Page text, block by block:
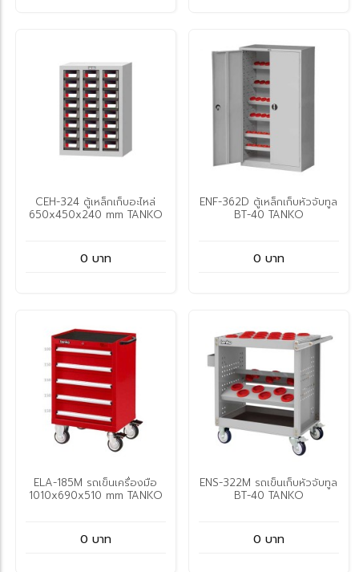
CEH-324 ตู้เหล็กเก็บอะไหล่
650x450x240 mm TANKO
0 บาท
ENF-362D ตู้เหล็กเก็บหัวจับทูล
BT-40 TANKO
0 บาท
ELA-185M รถเข็นเครื่องมือ
1010x690x510 mm TANKO
0 บาท
ENS-322M รถเข็นเก็บหัวจับทูล
BT-40 TANKO
0 บาท